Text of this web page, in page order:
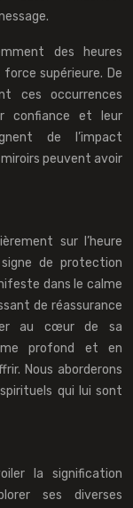
des heures
supérieure. De
ces occurrences
confiance et leur
de l’impact
peuvent avoir
sur l’heure
de protection
dans le calme
de réassurance
au cœur de sa
profond et en
Nous aborderons
qui lui sont
la signification
ses diverses